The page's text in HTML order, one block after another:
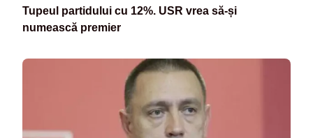
Tupeul partidului cu 12%. USR vrea să-și
numească premier